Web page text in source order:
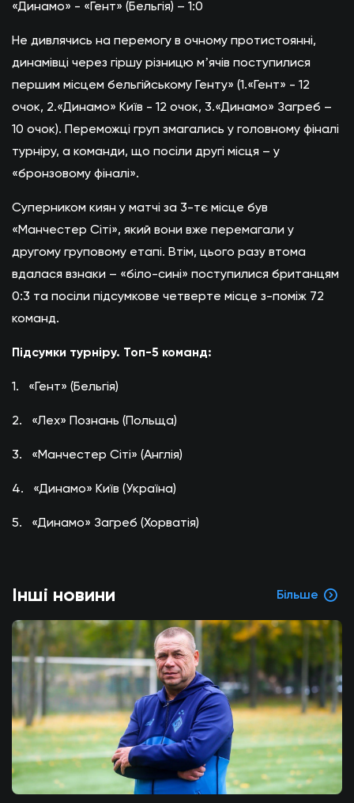
«Динамо» - «Гент» (Бельгія) – 1:0
Не дивлячись на перемогу в очному протистоянні,
динамівці через гіршу різницю мʼячів поступилися
першим місцем бельгійському Генту» (1.«Гент» - 12
очок, 2.«Динамо» Київ - 12 очок, 3.«Динамо» Загреб –
10 очок). Переможці груп змагались у головному фіналі
турніру, а команди, що посіли другі місця – у
«бронзовому фіналі».
Суперником киян у матчі за 3-тє місце був
«Манчестер Сіті», який вони вже перемагали у
другому груповому етапі. Втім, цього разу втома
вдалася взнаки – «біло-сині» поступилися британцям
0:3 та посіли підсумкове четверте місце з-поміж 72
команд.
Підсумки турніру. Топ-5 команд:
1. «Гент» (Бельгія)
2. «Лех» Познань (Польща)
3. «Манчестер Сіті» (Англія)
4. «Динамо» Київ (Україна)
5. «Динамо» Загреб (Хорватія)
Інші новини Більше